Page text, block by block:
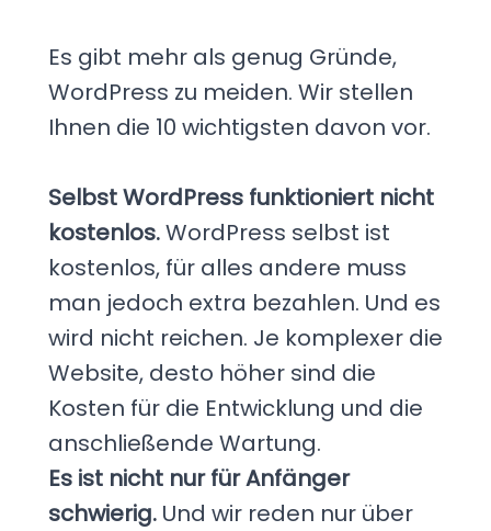
Es gibt mehr als genug Gründe,
WordPress zu meiden. Wir stellen
Ihnen die 10 wichtigsten davon vor.
Selbst WordPress funktioniert nicht
kostenlos.WordPress selbst ist
kostenlos, für alles andere muss
man jedoch extra bezahlen. Und es
wird nicht reichen. Je komplexer die
Website, desto höher sind die
Kosten für die Entwicklung und die
anschließende Wartung.
Es ist nicht nur für Anfänger
schwierig. Und wir reden nur über